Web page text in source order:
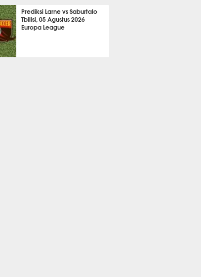
Prediksi Larne vs Saburtalo
Tbilisi, 05 Agustus 2026
Europa League